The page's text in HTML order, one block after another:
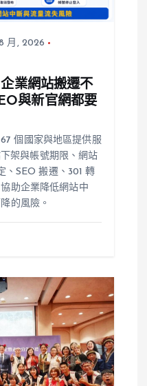
月, 2026
業網站搬遷不
與新官網都要
個國家與地區提供服
架與帳號期限、網站
、SEO 搬遷、301 轉
助企業降低網站中
的風險。